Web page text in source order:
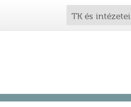
TK és intézetei